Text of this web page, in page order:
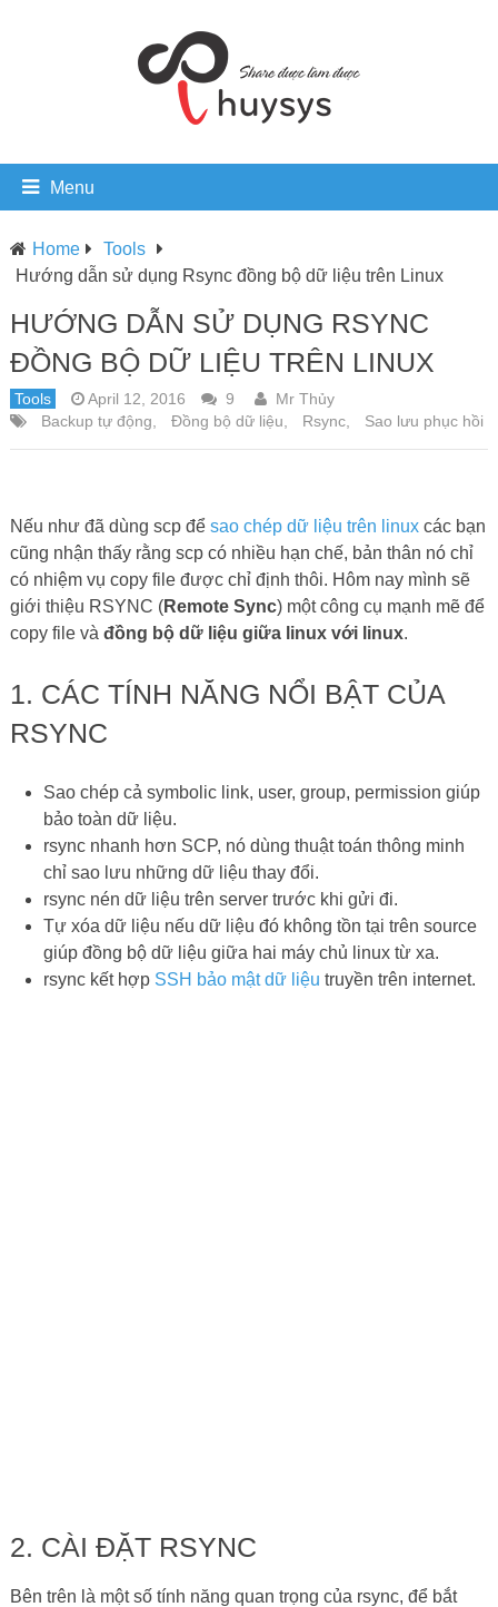
Menu
Home
Tools
Hướng dẫn sử dụng Rsync đồng bộ dữ liệu trên Linux
HƯỚNG DẪN SỬ DỤNG RSYNC
ĐỒNG BỘ DỮ LIỆU TRÊN LINUX
Tools April 12, 2016 9
Mr Thủy
Backup tự động
Đồng bộ dữ liệu Rsync, Sao lưu phục hồi
Nếu như đã dùng scp để sao chép dữ liệu trên linuxcác bạn
cũng nhận thấy rằng scp có nhiều hạn chế, bản thân nó chỉ
có nhiệm vụ copy file được chỉ định thôi. Hôm nay mình sẽ
giới thiệu RSYNC (Remote Sync) một công cụ mạnh mẽ để
copy file và đồng bộ dữ liệu giữa linux với linux.
1. CÁC TÍNH NĂNG NỔI BẬT CỦA
RSYNC
Sao chép cả symbolic link, user, group, permission giúp
bảo toàn dữ liệu.
rsync nhanh hơn SCP, nó dùng thuật toán thông minh
chỉ sao lưu những dữ liệu thay đổi.
rsync nén dữ liệu trên server trước khi gửi đi.
Tự xóa dữ liệu nếu dữ liệu đó không tồn tại trên source
giúp đồng bộ dữ liệu giữa hai máy chủ linux từ xa.
rsync kết hợp SSH bảo mật dữ liệu truyền trên internet.
2. CÀI ĐẶT RSYNC
Bên trên là một số tính năng quan trọng của rsync, để bắt